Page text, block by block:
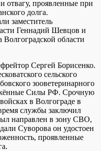
отвагу, проявленные при
долга.
заместитель
Геннадий Шевцов и
Волгоградской области
Сергей Борисенко.
сельского
зооветеринарного
Силы РФ. Срочную
в Волгограде в
службы заключил
направлен в зону СВО,
Суворова он удостоен
проявленные